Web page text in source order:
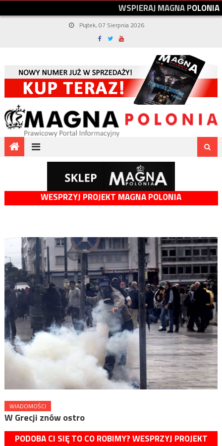
WSPIERAJMAGNAPOLONIA
Piątek, 07 Sierpnia 2026
WESPRZYJ PROJEKT MAGNA POLONIA
WIADOMOŚCI
W Grecji znów ostro
PODOBA CI SIĘ TO CO ROBIMY? WESPRZYJ PROJEKT